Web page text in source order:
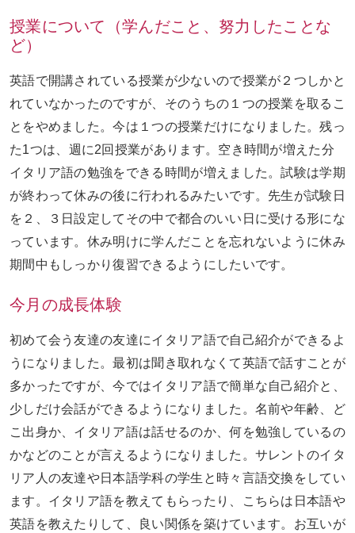
授業について（学んだこと、努力したことな
ど）
英語で開講されている授業が少ないので授業が２ つ しかと
れていなかったのですが、そのうちの１つの授業を取るこ
とをやめました。今は１つの授業だけになりました。残っ
た1つは
週 に2回 授業があります。空き時間が増えた分
イタリア語の勉強をできる時間が増えました。試験は学期
が終わって休みの後に行われるみたいです。先生が試験日
を２、３日設定してその中で都合のいい日に受ける形にな
っています。休み明けに学んだことを忘れないように休み
期間中もしっかり復習できるようにしたいです。
今月の成長体験
初めて会う友達の友達にイタリア語で自己紹介ができるよ
うになりました。最初は聞き取れなくて英語で話すことが
多かったですが、今ではイタリア語で簡単な自己紹介と
少しだけ会話ができるようになりました。名前や年齢 、ど
こ出身か、イタリア語は話せるのか、何を勉強しているの
かなどのことが言えるようになりました。サレントのイタ
リア人の友達や日本語学科の学生と 時々 言語交換をしてい
ます。イタリア語を教えてもらったり、
こちらは 日本語や
英語を教えたりして
良い関係を築けています。お互いが